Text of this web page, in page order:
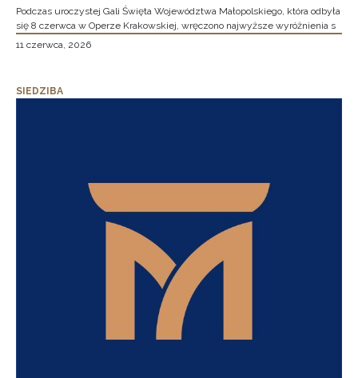
Podczas uroczystej Gali Święta Województwa Małopolskiego, która odbyła
się 8 czerwca w Operze Krakowskiej, wręczono najwyższe wyróżnienia s
11 czerwca, 2026
SIEDZIBA